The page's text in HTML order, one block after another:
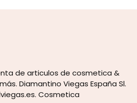
de articulos de cosmetica &
Diamantino Viegas España Sl.
Cosmetica